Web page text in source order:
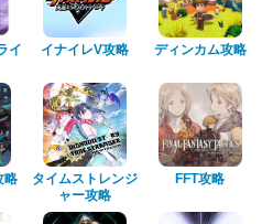
イ
イナイレV攻略 ディンカム攻略
略
タイムストレンジ
ャー攻略
FFT攻略